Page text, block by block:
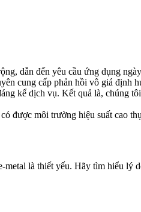
dẫn đến yêu cầu ứng dụng
cung cấp phản hồi vô giá định
kể dịch vụ. Kết quả là, chúng
được môi trường hiệu suất cao
là thiết yếu. Hãy tìm hiểu lý